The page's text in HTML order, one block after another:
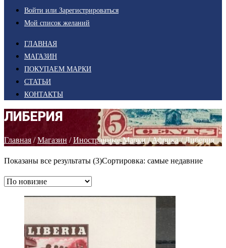
Войти или Зарегистрироваться
Мой список желаний
ГЛАВНАЯ
МАГАЗИН
ПОКУПАЕМ МАРКИ
СТАТЬИ
КОНТАКТЫ
ЛИБЕРИЯ
Главная /Магазин /Иностранные Марки/Африка/ Либерия
Показаны все результаты (3)Сортировка: самые недавние